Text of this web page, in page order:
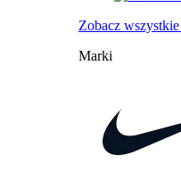
Zobacz
Marki